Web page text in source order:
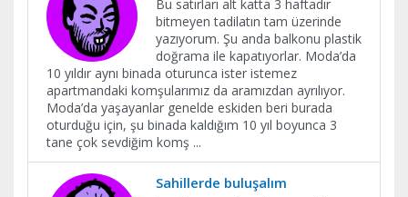
Bu satırları alt katta 3 haftadır
bitmeyen tadilatın tam üzerinde
yazıyorum. Şu anda balkonu plastik
doğrama ile kapatıyorlar. Moda’da
10 yıldır aynı binada oturunca ister istemez
apartmandaki komşularımız da aramızdan ayrılıyor.
Moda’da yaşayanlar genelde eskiden beri burada
oturduğu için, şu binada kaldığım 10 yıl boyunca 3
tane çok sevdiğim komş ...
Sahillerde buluşalım